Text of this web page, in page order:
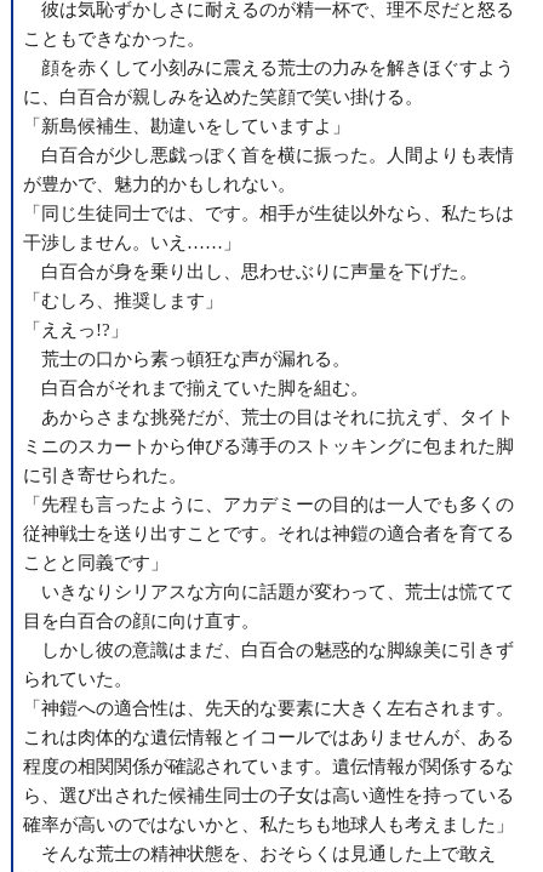
彼は気恥ずかしさに耐えるのが精一杯で、理不尽だと怒る
こともできなかった。
顔を赤くして小刻みに震える荒士の力みを解きほぐすよう
に、白百合が親しみを込めた笑顔で笑い掛ける。
「新島候補生、勘違いをしていますよ」
白百合が少し悪戯っぽく首を横に振った。人間よりも表情
が豊かで、魅力的かもしれない。
「同じ生徒同士では、です。相手が生徒以外なら、私たちは
干渉しません。いえ……」
白百合が身を乗り出し、思わせぶりに声量を下げた。
「むしろ、推奨します」
「ええっ!?」
荒士の口から素っ頓狂な声が漏れる。
白百合がそれまで揃えていた脚を組む。
あからさまな挑発だが、荒士の目はそれに抗えず、タイト
ミニのスカートから伸びる薄手のストッキングに包まれた脚
に引き寄せられた。
「先程も言ったように、アカデミーの目的は一人でも多くの
従神戦士を送り出すことです。それは神鎧の適合者を育てる
ことと同義です」
いきなりシリアスな方向に話題が変わって、荒士は慌てて
目を白百合の顔に向け直す。
しかし彼の意識はまだ、白百合の魅惑的な脚線美に引きず
られていた。
「神鎧への適合性は、先天的な要素に大きく左右されます。
これは肉体的な遺伝情報とイコールではありませんが、ある
程度の相関関係が確認されています。遺伝情報が関係するな
ら、選び出された候補生同士の子女は高い適性を持っている
確率が高いのではないかと、私たちも地球人も考えました」
そんな荒士の精神状態を、おそらくは見通した上で敢え